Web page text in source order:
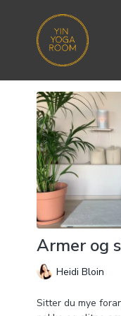
Armer og
Heidi Bloin
Sitter du mye